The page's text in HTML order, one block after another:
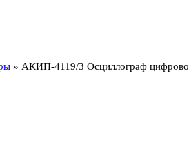
» АКИП-4119/3 Осциллограф